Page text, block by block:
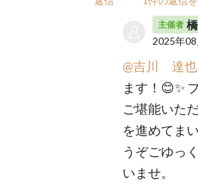
主催者
2025年
@吉川 達也
ます！😊✨
ご堪能いた
を進めてま
うぞごゆっ
いませ。